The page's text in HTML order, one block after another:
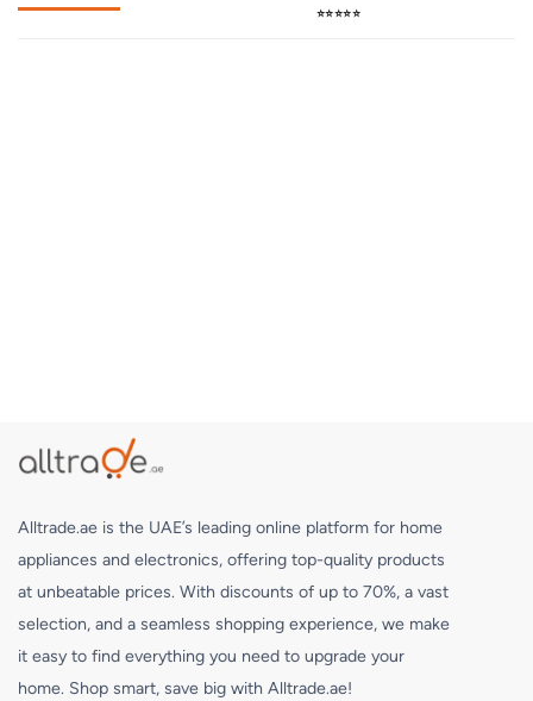
⭐⭐⭐⭐⭐
Alltrade.ae is the UAE’s leading online platform for home
appliances and electronics, offering top-quality products
at unbeatable prices. With discounts of up to 70%, a vast
selection, and a seamless shopping experience, we make
it easy to find everything you need to upgrade your
home. Shop smart, save big with Alltrade.ae!